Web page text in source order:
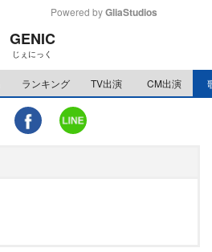
e
Powered by GliaStudios
GENIC
じぇにっく
ランキング TV出演 CM出演